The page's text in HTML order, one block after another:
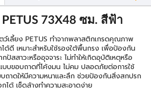
73X48 ซม. สีฟ้า
ว์เลี้ยง PETUS ทำจากพลาสติกเกรดคุณภาพ
ด้ดี เหมาะสำหรับใช้รองใต้พื้นกรง เพื่อป้องกัน
ปัสสาวะหรืออุจจาระ ไม่ทำให้เกิดอุบัติเหตุหรือ
บบขอบถาดที่โค้งมน ไม่คม ปลอดภัยต่อการใช้
ถาดให้มีความหนาและลึก ช่วยป้องกันสิ่งสกปรก
ได้ เช็ดล้างทำความสะอาดง่าย